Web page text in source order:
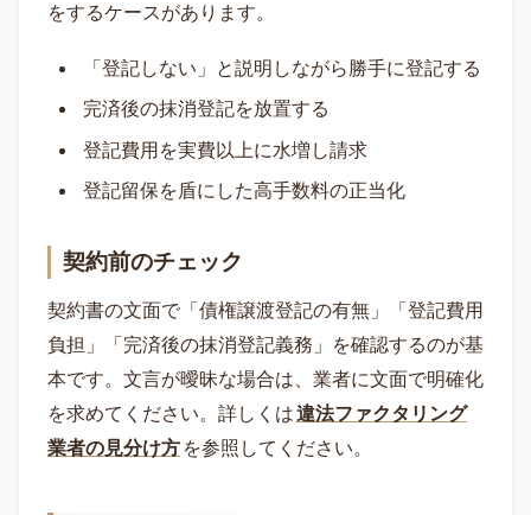
をするケースがあります。
「登記しない」と説明しながら勝手に登記する
完済後の抹消登記を放置する
登記費用を実費以上に水増し請求
登記留保を盾にした高手数料の正当化
契約前のチェック
契約書の文面で「債権譲渡登記の有無」「登記費用
負担」「完済後の抹消登記義務」を確認するのが基
本です。文言が曖昧な場合は、業者に文面で明確化
を求めてください。詳しくは違法ファクタリング
業者の見分け方 を参照してください。